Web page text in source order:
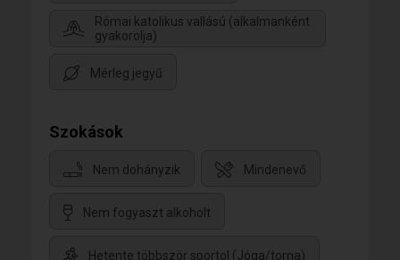
Római katolikus vallású (alkalmanként
gyakorolja)
Mérleg jegyű
Szokások
Nem dohányzik Mindenevő
Nem fogyaszt alkoholt
Hetente többször sportol (Jóga/torna)